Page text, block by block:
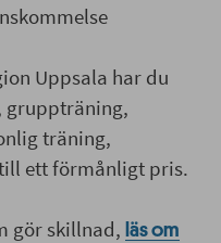
Uppsala har du
gruppträning,
träning,
ett förmånligt pris.
gör skillnad, läs om